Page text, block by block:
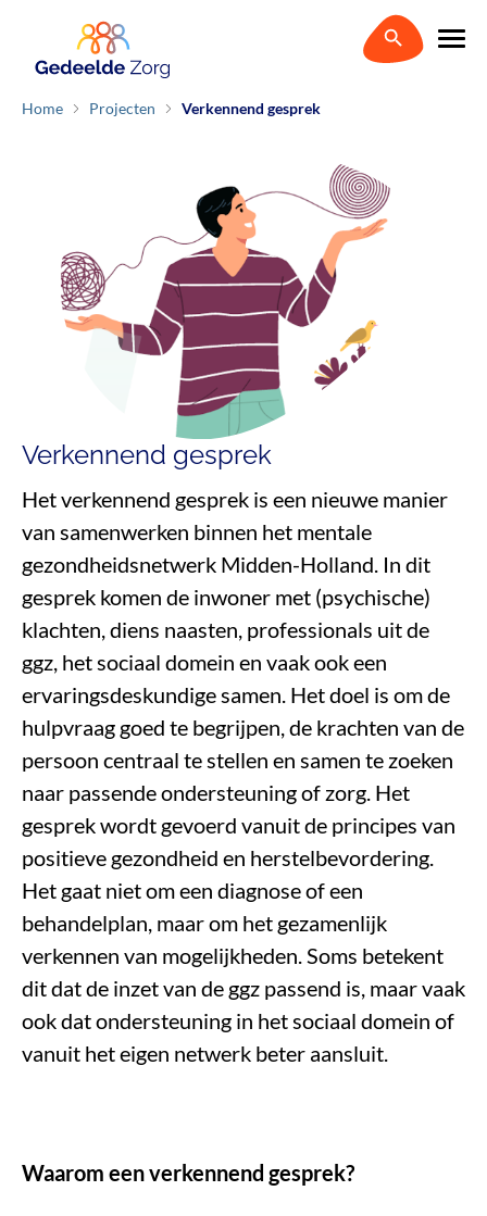
Home Projecten Verkennend gesprek
Verkennend gesprek
Het verkennend gesprek is een nieuwe manier
van samenwerken binnen het mentale
gezondheidsnetwerk Midden-Holland. In dit
gesprek komen de inwoner met (psychische)
klachten, diens naasten, professionals uit de
ggz, het sociaal domein en vaak ook een
ervaringsdeskundige samen. Het doel is om de
hulpvraag goed te begrijpen, de krachten van de
persoon centraal te stellen en samen te zoeken
naar passende ondersteuning of zorg. Het
gesprek wordt gevoerd vanuit de principes van
positieve gezondheid en herstelbevordering.
Het gaat niet om een diagnose of een
behandelplan, maar om het gezamenlijk
verkennen van mogelijkheden. Soms betekent
dit dat de inzet van de ggz passend is, maar vaak
ook dat ondersteuning in het sociaal domein of
vanuit het eigen netwerk beter aansluit.
Waarom een verkennend gesprek?